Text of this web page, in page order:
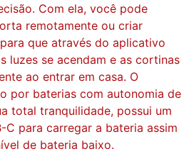
Com ela, você pode
remotamente ou criar
que através do aplicativo
luzes se acendam e as cortinas
ao entrar em casa. O
por baterias com autonomia de
total tranquilidade, possui um
C para carregar a bateria assim
de bateria baixo.